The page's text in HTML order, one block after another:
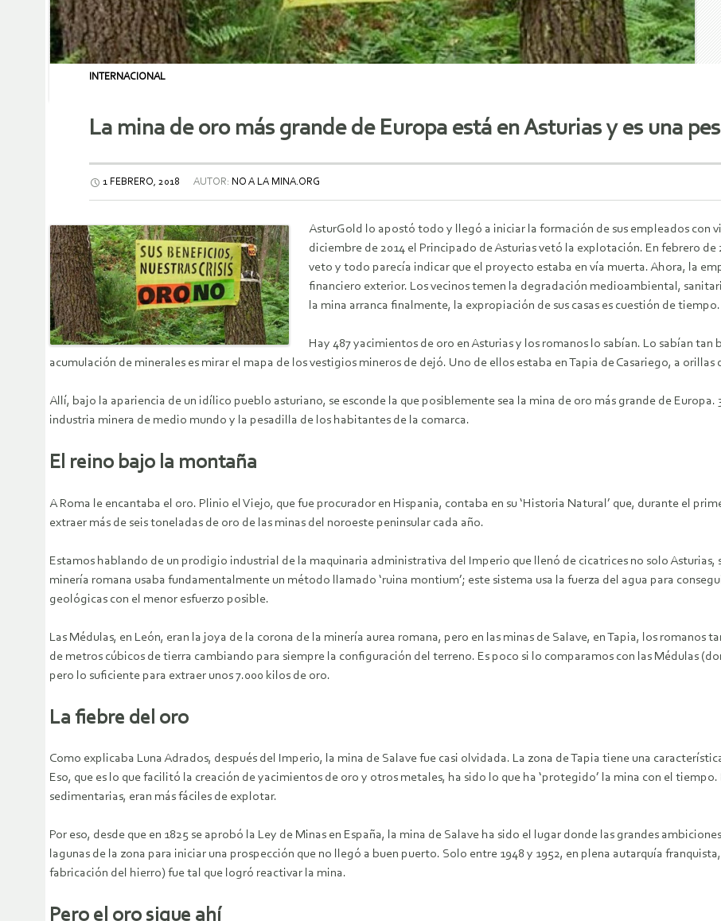
INTERNACIONAL
La mina de oro más grande de Europa está en Asturias y es una
1 FEBRERO, 2018 AUTOR: NO A LA MINA.ORG
AsturGold lo apostó todo y llegó a iniciar la formación de sus empleados con
diciembre de 2014 el Principado de Asturias vetó la explotación. En febrero
veto y todo parecía indicar que el proyecto estaba en vía muerta. Ahora, la
financiero exterior. Los vecinos temen la degradación medioambiental,
la mina arranca finalmente, la expropiación de sus casas es cuestión de tiempo.
Hay 487 yacimientos de oro en Asturias y los romanos lo sabían. Lo sabían tan
acumulación de minerales es mirar el mapa de los vestigios mineros de dejó. Uno de ellos estaba en Tapia de Casariego, a orillas
Allí, bajo la apariencia de un idílico pueblo asturiano, se esconde la que posiblemente sea la mina de oro más grande de
industria minera de medio mundo y la pesadilla de los habitantes de la comarca.
El reino bajo la montaña
A Roma le encantaba el oro. Plinio el Viejo, que fue procurador en Hispania, contaba en su ‘Historia Natural’ que, durante el
extraer más de seis toneladas de oro de las minas del noroeste peninsular cada año.
Estamos hablando de un prodigio industrial de la maquinaria administrativa del Imperio que llenó de cicatrices no solo
minería romana usaba fundamentalmente un método llamado ‘ruina montium’; este sistema usa la fuerza del agua para
geológicas con el menor esfuerzo posible.
Las Médulas, en León, eran la joya de la corona de la minería aurea romana, pero en las minas de Salave, en Tapia, los
de metros cúbicos de tierra cambiando para siempre la configuración del terreno. Es poco si lo comparamos con las Médulas
pero lo suficiente para extraer unos 7.000 kilos de oro.
La fiebre del oro
Como explicaba Luna Adrados, después del Imperio, la mina de Salave fue casi olvidada. La zona de Tapia tiene una
Eso, que es lo que facilitó la creación de yacimientos de oro y otros metales, ha sido lo que ha ‘protegido’ la mina con el
sedimentarias, eran más fáciles de explotar.
Por eso, desde que en 1825 se aprobó la Ley de Minas en España, la mina de Salave ha sido el lugar donde las grandes
lagunas de la zona para iniciar una prospección que no llegó a buen puerto. Solo entre 1948 y 1952, en plena autarquía
fabricación del hierro) fue tal que logró reactivar la mina.
Pero el oro sigue ahí